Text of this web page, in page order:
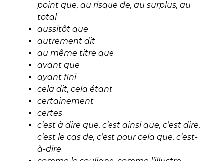
point que, au risque de, au surplus, au
total
aussitôt que
autrement dit
au même titre que
avant que
ayant fini
cela dit, cela étant
certainement
certes
c’est à dire que, c’est ainsi que, c’est dire,
c’est le cas de, c’est pour cela que, c’est-
à-dire